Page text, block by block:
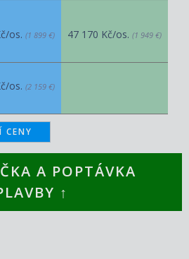
os. (1 899 €) 47 170 Kč/os. (1 949 €)
os. (2 159 €)
A POPTÁVKA
↑